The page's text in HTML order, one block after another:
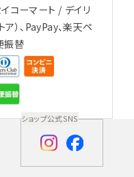
コーマート / デイリ
）、PayPay、楽天ペ
振替
ショップ公式SNS